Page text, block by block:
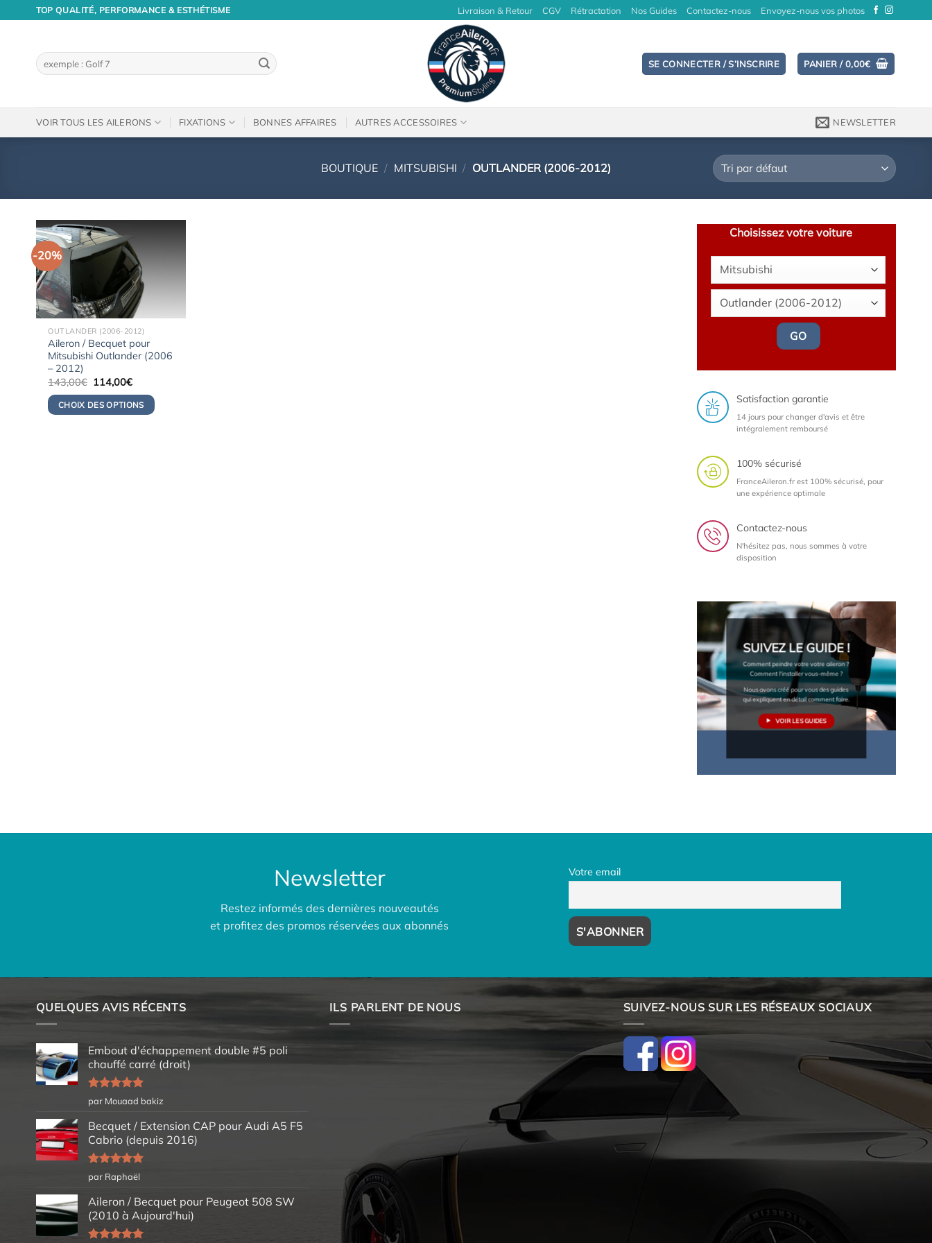
TOP QUALITÉ, PERFORMANCE & ESTHÉTISME Livraison & Retour CGV Rétractation Nos Guides Contactez-nous Envoyez-nous vos photos
Recherche
pour :
SE CONNECTER / S’INSCRIRE PANIER /0,00€
VOIR TOUS LES AILERONS FIXATIONS BONNES AFFAIRES AUTRES ACCESSOIRES NEWSLETTER
BOUTIQUE / MITSUBISHI / OUTLANDER (2006-2012)
-20%
OUTLANDER (2006-2012)
Aileron / Becquet pour
Mitsubishi Outlander (2006
– 2012)
143,00€ Le
initial
était :
114,00€Le
actuel
est :
CHOIX DES OPTIONS
Choisissez votre voiture
GO
Satisfaction garantie
14 jours pour changer d'avis et être
intégralement remboursé
100% sécurisé
FranceAileron.fr est 100% sécurisé, pour
une expérience optimale
Contactez-nous
N'hésitez pas, nous sommes à votre
disposition
SUIVEZ LE GUIDE !
Comment peindre votre votre aileron ?
Comment l'installer vous-même ?
Nous avons créé pour vous des guides
qui expliquent en détail comment faire.
VOIR LES GUIDES
Newsletter
Restez informés des dernières nouveautés
et profitez des promos réservées aux abonnés
Votre email
QUELQUES AVIS RÉCENTS
Embout d'échappement double #5 poli
chauffé carré (droit)
Note5sur
5
par Mouaad bakiz
Becquet / Extension CAP pour Audi A5 F5
Cabrio (depuis 2016)
Note5sur
5
par Raphaël
Aileron / Becquet pour Peugeot 508 SW
(2010 à Aujourd'hui)
ILS PARLENT DE NOUS SUIVEZ-NOUS SUR LES RÉSEAUX SOCIAUX